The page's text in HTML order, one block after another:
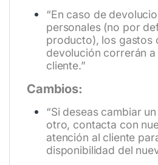
“En caso de
personales (no por
producto), los gastos
devolución correrán
cliente.”
Cambios:
“Si deseas cambiar
otro, contacta con
atención al cliente
disponibilidad del